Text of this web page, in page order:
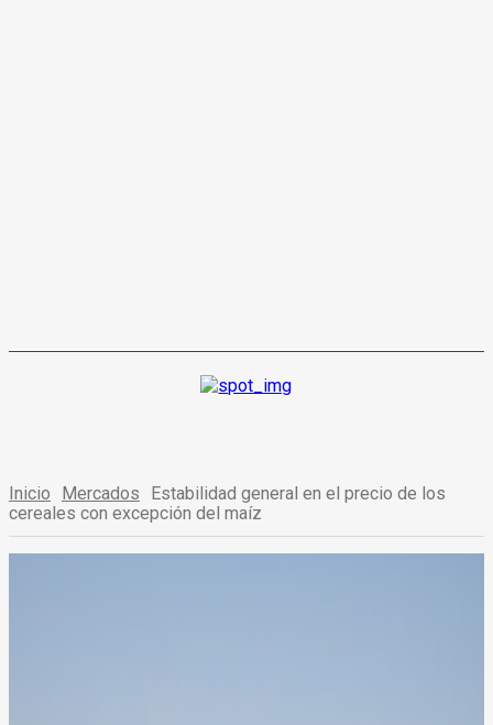
Inicio Mercados
Estabilidad general en el precio de los
cereales con excepción del maíz